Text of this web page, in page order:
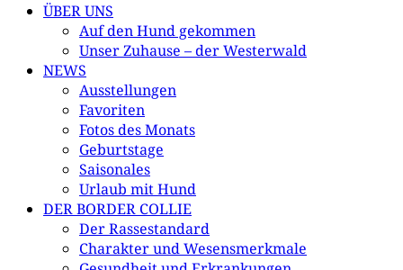
ÜBER UNS
Auf den Hund gekommen
Unser Zuhause – der Westerwald
NEWS
Ausstellungen
Favoriten
Fotos des Monats
Geburtstage
Saisonales
Urlaub mit Hund
DER BORDER COLLIE
Der Rassestandard
Charakter und Wesensmerkmale